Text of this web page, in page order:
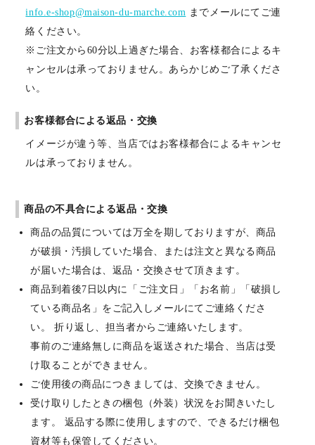
info.e-shop@maison-du-marche.com までメールにてご連
絡ください。
※ご注文から60分以上過ぎた場合、お客様都合によるキ
ャンセルは承っておりません。あらかじめご了承くださ
い。
お客様都合による返品・交換
イメージが違う等、当店ではお客様都合によるキャンセ
ルは承っておりません。
商品の不具合による返品・交換
商品の品質については万全を期しておりますが、商品
が破損・汚損していた場合、または注文と異なる商品
が届いた場合は、返品・交換させて頂きます。
商品到着後7日以内に「ご注文日」「お名前」「破損し
ている商品名」をご記入しメールにてご連絡くださ
い。 折り返し、担当者からご連絡いたします。
事前のご連絡無しに商品を返送された場合、当店は受
け取ることができません。
ご使用後の商品につきましては、交換できません。
受け取りしたときの梱包（外装）状況をお聞きいたし
ます。 返品する際に使用しますので、できるだけ梱包
資材等も保管してください。